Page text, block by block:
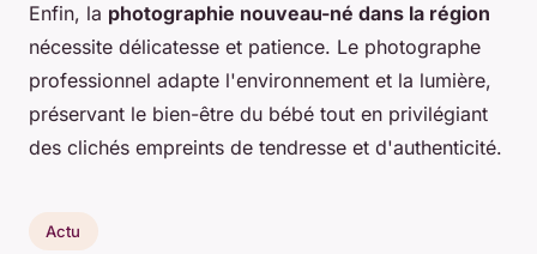
Enfin, la photographie nouveau-né dans la région
nécessite délicatesse et patience. Le photographe
professionnel adapte l'environnement et la lumière,
préservant le bien-être du bébé tout en privilégiant
des clichés empreints de tendresse et d'authenticité.
Actu